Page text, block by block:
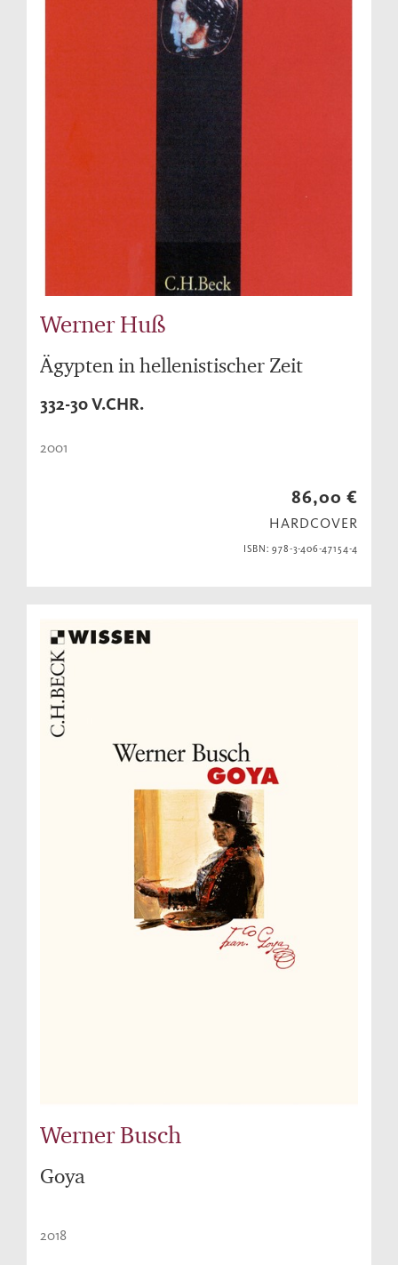
Werner Huß
Ägypten in hellenistischer Zeit
332-30 V.CHR.
2001
86,00 €
HARDCOVER
ISBN: 978-3-406-47154-4
Werner Busch
Goya
2018